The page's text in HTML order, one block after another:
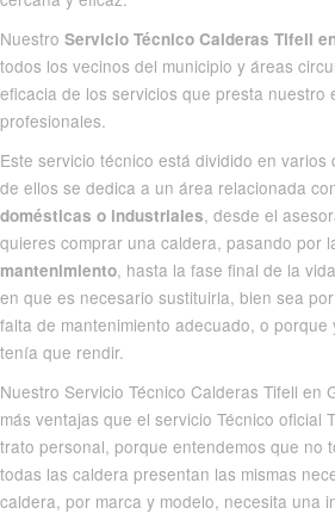
Nuestro Servicio Técnico Calderas Tifell
todos los vecinos del municipio y áreas
eficacia de los servicios que presta nuestro
profesionales.
Este servicio técnico está dividido en
de ellos se dedica a un área relacionada
domésticas o industriales, desde el
quieres comprar una caldera, pasando por
mantenimiento, hasta la fase final de la
en que es necesario sustituirla, bien sea
falta de mantenimiento adecuado, o
tenía que rendir.
Nuestro Servicio Técnico Calderas Tifell en
más ventajas que el servicio Técnico oficial
trato personal, porque entendemos que no
todas las caldera presentan las mismas
caldera, por marca y modelo, necesita una